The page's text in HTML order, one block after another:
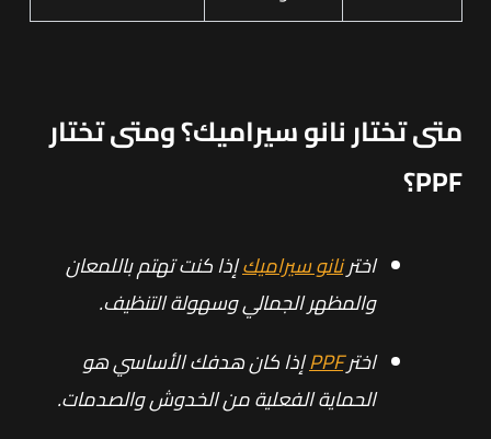
متى تختار نانو سيراميك؟ ومتى تختار
PPF؟
اخترنانو سيراميكإذا كنت تهتم باللمعان
والمظهر الجمالي وسهولة التنظيف.
اخترPPFإذا كان هدفك الأساسي هو
الحماية الفعلية من الخدوش والصدمات.